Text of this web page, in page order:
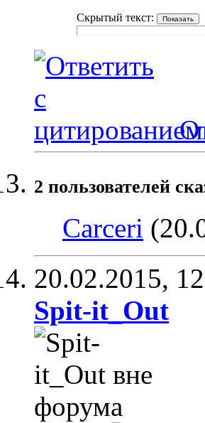
Скрытый текст:
2 пользователей
Carceri
20.02.2015,
Spit-it_Out